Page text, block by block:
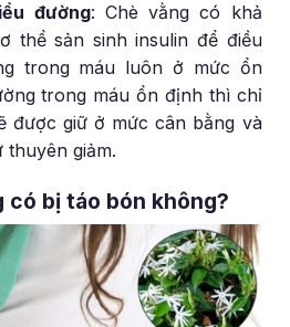
đường: Chè vằng có khả
thể sản sinh insulin để điều
trong máu luôn ở mức ổn
trong máu ổn định thì chỉ
được giữ ở mức cân bằng và
thuyên giảm.
có bị táo bón không?